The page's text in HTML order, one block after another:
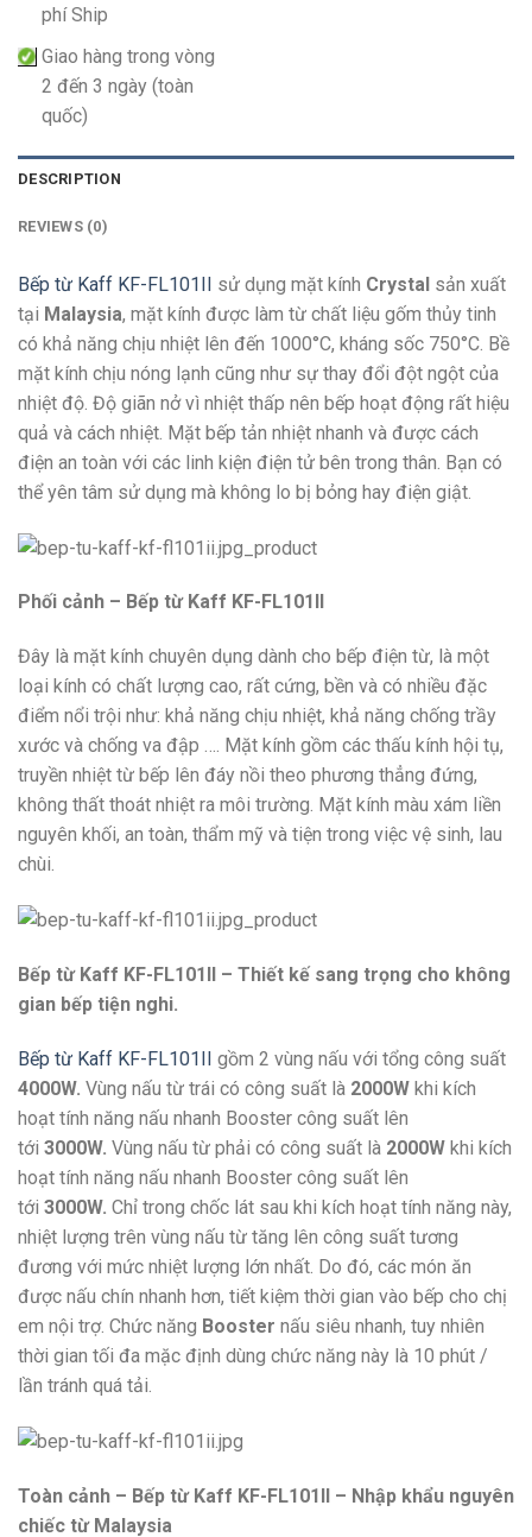
phí Ship
Giao hàng trong vòng
2 đến 3 ngày (toàn
quốc)
DESCRIPTION
REVIEWS (0)
Bếp từ Kaff KF-FL101II sử dụng mặt kính Crystal sản xuất
tại Malaysia, mặt kính được làm từ chất liệu gốm thủy tinh
có khả năng chịu nhiệt lên đến 1000°C, kháng sốc 750°C. Bề
mặt kính chịu nóng lạnh cũng như sự thay đổi đột ngột của
nhiệt độ. Độ giãn nở vì nhiệt thấp nên bếp hoạt động rất hiệu
quả và cách nhiệt. Mặt bếp tản nhiệt nhanh và được cách
điện an toàn với các linh kiện điện tử bên trong thân. Bạn có
thể yên tâm sử dụng mà không lo bị bỏng hay điện giật.
Phối cảnh – Bếp từ Kaff KF-FL101II
Đây là mặt kính chuyên dụng dành cho bếp điện từ, là một
loại kính có chất lượng cao, rất cứng, bền và có nhiều đặc
điểm nổi trội như: khả năng chịu nhiệt, khả năng chống trầy
xước và chống va đập …. Mặt kính gồm các thấu kính hội tụ,
truyền nhiệt từ bếp lên đáy nồi theo phương thẳng đứng,
không thất thoát nhiệt ra môi trường. Mặt kính màu xám liền
nguyên khối, an toàn, thẩm mỹ và tiện trong việc vệ sinh, lau
chùi.
Bếp từ Kaff KF-FL101II – Thiết kế sang trọng cho không
gian bếp tiện nghi.
Bếp từ Kaff KF-FL101II gồm 2 vùng nấu với tổng công suất
4000W. Vùng nấu từ trái có công suất là 2000W khi kích
hoạt tính năng nấu nhanh Booster công suất lên
tới 3000W. Vùng nấu từ phải có công suất là 2000W khi kích
hoạt tính năng nấu nhanh Booster công suất lên
tới 3000W. Chỉ trong chốc lát sau khi kích hoạt tính năng này,
nhiệt lượng trên vùng nấu từ tăng lên công suất tương
đương với mức nhiệt lượng lớn nhất. Do đó, các món ăn
được nấu chín nhanh hơn, tiết kiệm thời gian vào bếp cho chị
em nội trợ. Chức năng Booster nấu siêu nhanh, tuy nhiên
thời gian tối đa mặc định dùng chức năng này là 10 phút /
lần tránh quá tải.
Toàn cảnh – Bếp từ Kaff KF-FL101II – Nhập khẩu nguyên
chiếc từ Malaysia